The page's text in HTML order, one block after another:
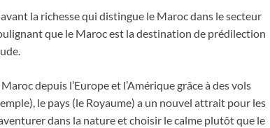
la richesse qui distingue le Maroc dans le secteur
que le Maroc est la destination de prédilection
depuis l’Europe et l’Amérique grâce à des vols
le pays (le Royaume) a un nouvel attrait pour les
dans la nature et choisir le calme plutôt que le